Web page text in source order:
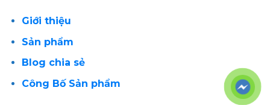
Giới thiệu
Sản phẩm
Blog chia sẻ
Công Bố Sản phẩm